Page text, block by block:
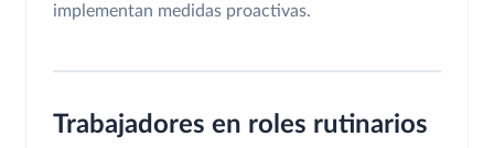
implementan medidas proactivas.
Trabajadores en roles rutinarios